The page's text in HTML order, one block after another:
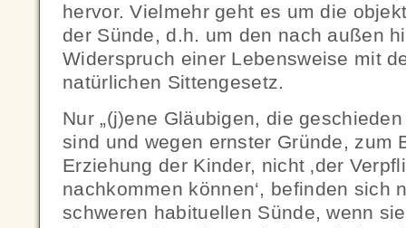
hervor. Vielmehr geht es um die
der Sünde, d.h. um den nach außen
Widerspruch einer Lebensweise mit
natürlichen Sittengesetz.
Nur „(j)ene Gläubigen, die
sind und wegen ernster Gründe, zum
Erziehung der Kinder, nicht ‚der
nachkommen können‘, befinden sich
schweren habituellen Sünde, wenn